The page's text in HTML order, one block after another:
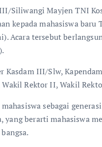
Siliwangi Mayjen TNI
kepada mahasiswa
Acara tersebut
Kasdam III/Slw,
Rektor II, Wakil
sebagai
yang berarti mahasiswa